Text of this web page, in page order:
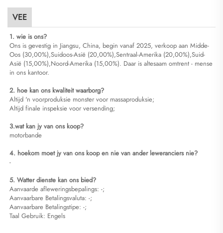
VEE
1. wie is ons?
Ons is gevestig in Jiangsu, China, begin vanaf 2025, verkoop aan Midde-
Oos (30,00%),Suidoos-Asië (20,00%),Sentraal-Amerika (20,00%),Suid-
Asië (15,00%),Noord-Amerika (15,00%). Daar is altesaam omtrent - mense
in ons kantoor.
2. hoe kan ons kwaliteit waarborg?
Altijd 'n voorproduksie monster voor massaproduksie;
Altijd finale inspeksie voor versending;
3.wat kan jy van ons koop?
motorbande
4. hoekom moet jy van ons koop en nie van ander leweranciers nie?
-
5. Watter dienste kan ons bied?
Aanvaarde afleweringsbepalings: -;
Aanvaarbare Betalingsvaluta: -;
Aanvaarbare Betalingstipe: -;
Taal Gebruik: Engels